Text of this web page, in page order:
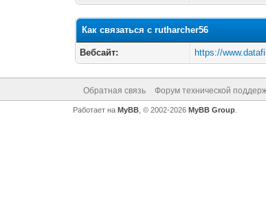
Как связаться с rutharcher56
Вебсайт: https://
Обратная связь Форум технической
Работает на MyBB, © 2002-2026 MyBB Group.